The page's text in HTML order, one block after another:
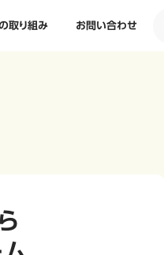
取り組み お問い合わせ